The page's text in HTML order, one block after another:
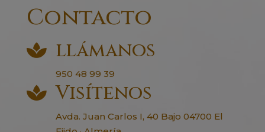
Contacto
 llámanos
950 48 99 39
 Visítenos
Avda. Juan Carlos I, 40 Bajo 04700 El